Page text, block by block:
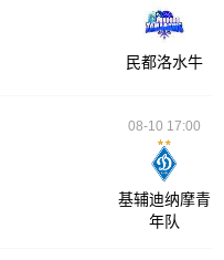
民都洛水牛
08-10 17:00
基辅迪纳摩青
年队